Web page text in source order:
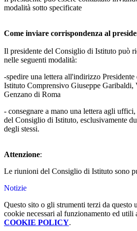
modalità sotto specificate
Come inviare corrispondenza al
Il presidente del Consiglio di Istituto può
nelle seguenti modalità:
-spedire una lettera all'indirizzo
Istituto Comprensivo Giuseppe
Genzano di Roma
- consegnare a mano una lettera agli
del Consiglio di Istituto, esclusivamente
degli stessi.
Attenzione:
Le riunioni del Consiglio di Istituto sono
Notizie
Questo sito o gli strumenti terzi da questo
cookie necessari al funzionamento ed
COOKIE POLICY.